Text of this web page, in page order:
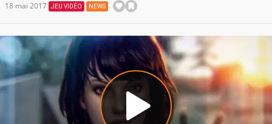
18 mai 2017 JEU VIDÉO NEWS